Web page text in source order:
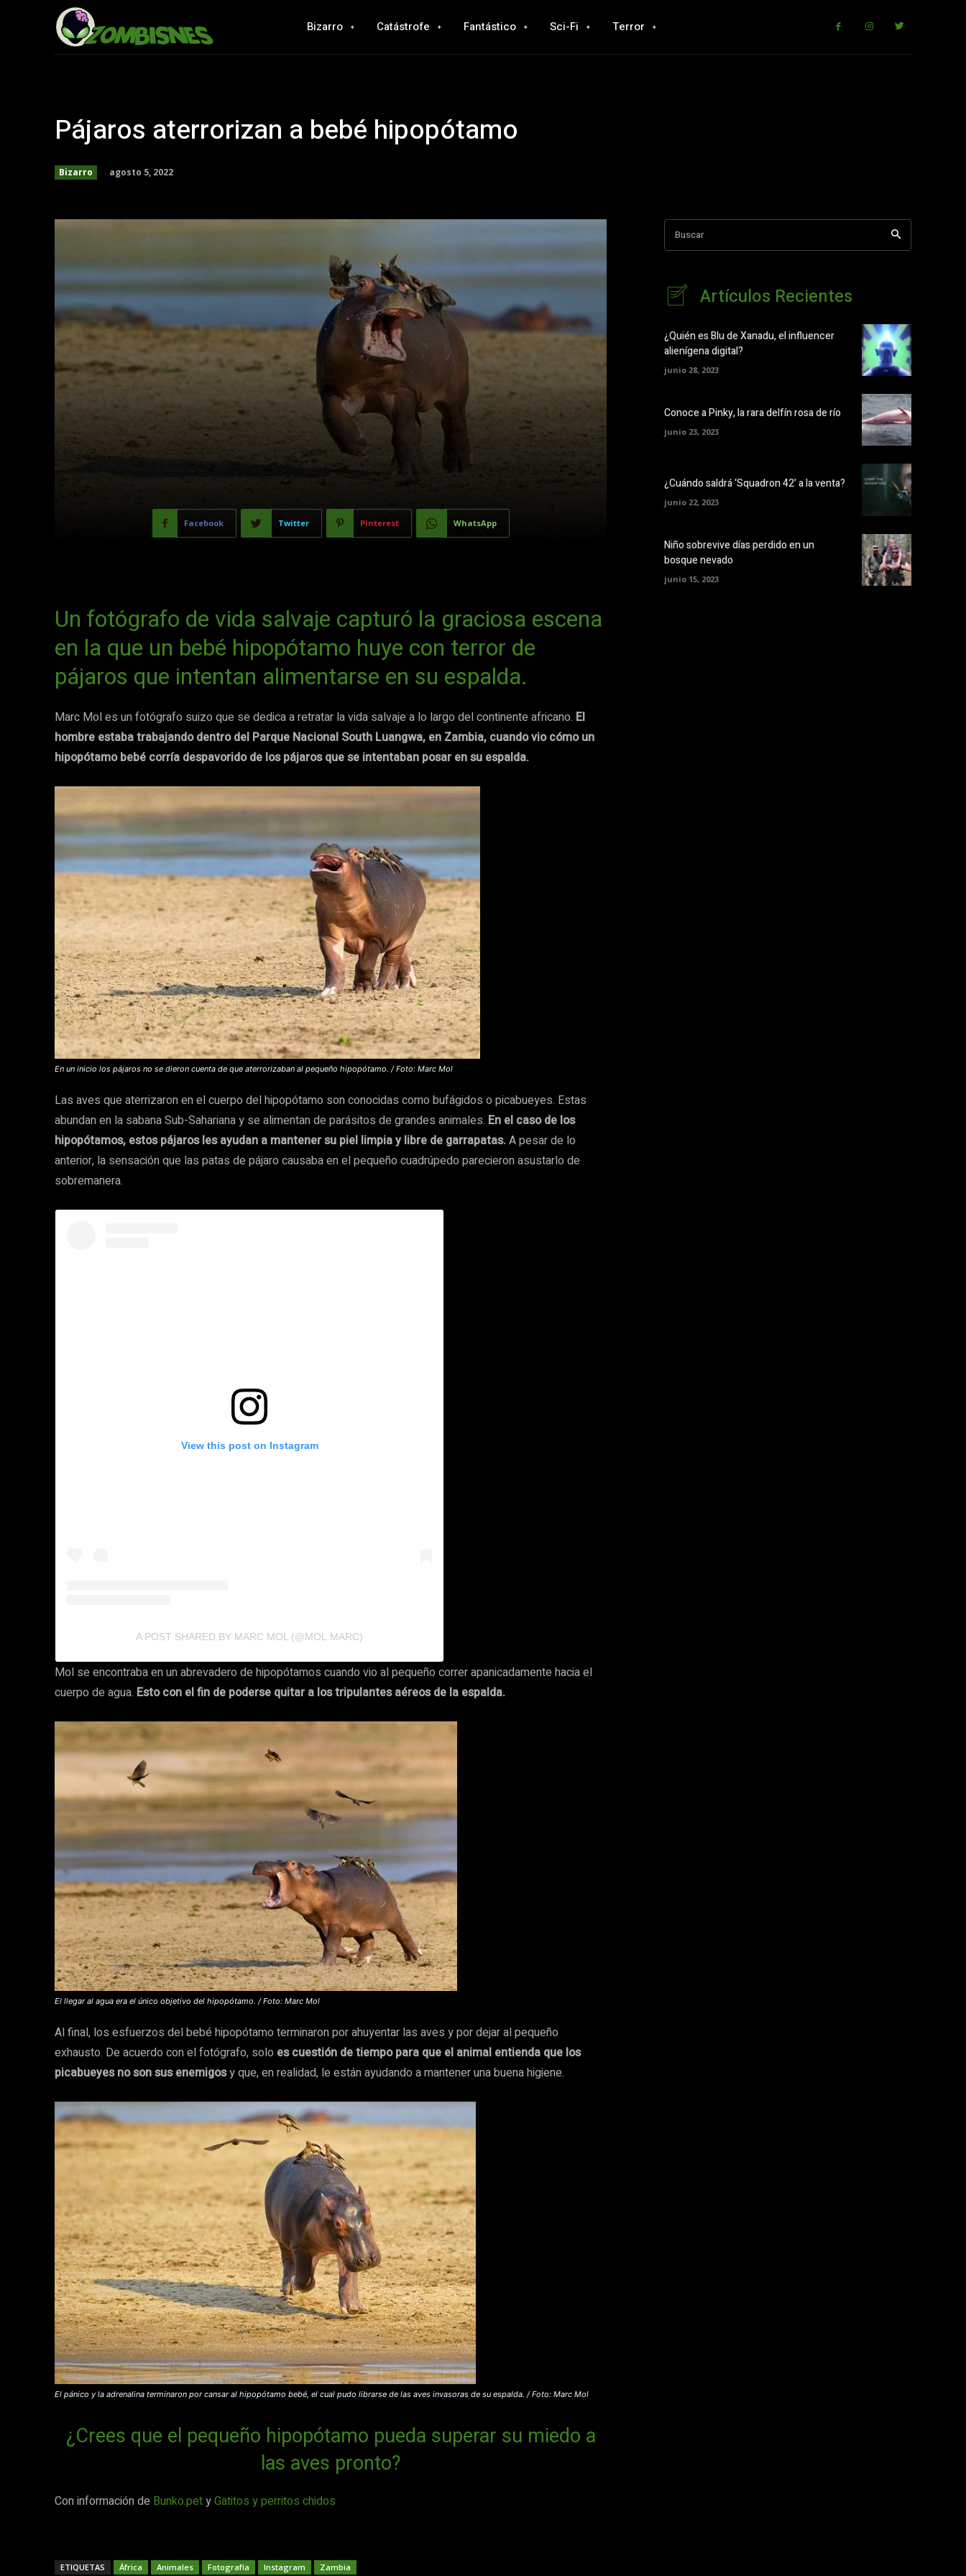
Bizarro Catástrofe Fantástico Sci-Fi Terror
Pájaros aterrorizan a bebé hipopótamo
Bizarro agosto 5, 2022
Facebook Twitter Pinterest WhatsApp
Un fotógrafo de vida salvaje capturó la graciosa escena
en la que un bebé hipopótamo huye con terror de
pájaros que intentan alimentarse en su espalda.
Marc Mol es un fotógrafo suizo que se dedica a retratar la vida salvaje a lo largo del continente africano. El
hombre estaba trabajando dentro del Parque Nacional South Luangwa, en Zambia, cuando vio cómo un
hipopótamo bebé corría despavorido de los pájaros que se intentaban posar en su espalda.
En un inicio los pájaros no se dieron cuenta de que aterrorizaban al pequeño hipopótamo. / Foto: Marc Mol
Las aves que aterrizaron en el cuerpo del hipopótamo son conocidas como bufágidos o picabueyes. Estas
abundan en la sabana Sub-Sahariana y se alimentan de parásitos de grandes animales. En el caso de los
hipopótamos, estos pájaros les ayudan a mantener su piel limpia y libre de garrapatas.A pesar de lo
anterior, la sensación que las patas de pájaro causaba en el pequeño cuadrúpedo parecieron asustarlo de
sobremanera.
View this post on Instagram
A POST SHARED BY MARC MOL (@MOL.MARC)
Mol se encontraba en un abrevadero de hipopótamos cuando vio al pequeño correr apanicadamente hacia el
cuerpo de agua. Esto con el fin de poderse quitar a los tripulantes aéreos de la espalda.
El llegar al agua era el único objetivo del hipopótamo. / Foto: Marc Mol
Al final, los esfuerzos del bebé hipopótamo terminaron por ahuyentar las aves y por dejar al pequeño
exhausto. De acuerdo con el fotógrafo, solo es cuestión de tiempo para que el animal entienda que los
picabueyes no son sus enemigosy que, en realidad, le están ayudando a mantener una buena higiene.
El pánico y la adrenalina terminaron por cansar al hipopótamo bebé, el cual pudo librarse de las aves invasoras de su espalda. / Foto: Marc Mol
¿Crees que el pequeño hipopótamo pueda superar su miedo a
las aves pronto?
Con información de Bunko.petyGatitos y perritos chidos
ETIQUETAS África Animales Fotografía Instagram Zambia
Buscar
Artículos Recientes
¿Quién es Blu de Xanadu, el influencer
alienígena digital?
junio 28, 2023
Conoce a Pinky, la rara delfín rosa de río
junio 23, 2023
¿Cuándo saldrá ‘Squadron 42’ a la venta?
junio 22, 2023
Niño sobrevive días perdido en un
bosque nevado
junio 15, 2023